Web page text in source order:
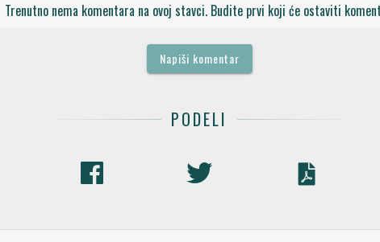
Trenutno nema komentara na ovoj stavci. Budite prvi koji će ostaviti
Napiši komentar
PODELI